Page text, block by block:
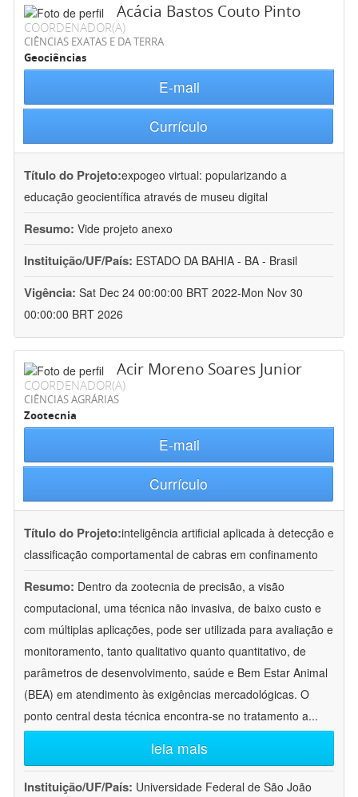
Acácia Bastos Couto Pinto
COORDENADOR(A)
CIÊNCIAS EXATAS E DA TERRA
Geociências
E-mail
Currículo
Título do Projeto:expogeo virtual: popularizando a
educação geocientífica através de museu digital
Resumo: Vide projeto anexo
Instituição/UF/País: ESTADO DA BAHIA - BA - Brasil
Vigência: Sat Dec 24 00:00:00 BRT 2022-Mon Nov 30
00:00:00 BRT 2026
Acir Moreno Soares Junior
COORDENADOR(A)
CIÊNCIAS AGRÁRIAS
Zootecnia
E-mail
Currículo
Título do Projeto:inteligência artificial aplicada à detecção e
classificação comportamental de cabras em confinamento
Resumo: Dentro da zootecnia de precisão, a visão
computacional, uma técnica não invasiva, de baixo custo e
com múltiplas aplicações, pode ser utilizada para avaliação e
monitoramento, tanto qualitativo quanto quantitativo, de
parâmetros de desenvolvimento, saúde e Bem Estar Animal
(BEA) em atendimento às exigências mercadológicas. O
ponto central desta técnica encontra-se no tratamento a...
leia mais
Instituição/UF/País: Universidade Federal de São João